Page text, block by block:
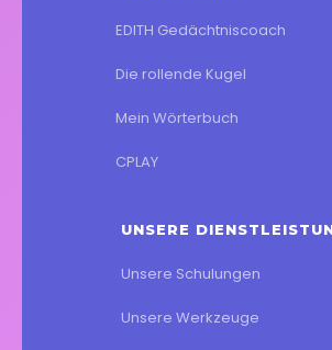
EDITH Gedächtniscoach
Die rollende Kugel
Mein Wörterbuch
CPLAY
UNSERE
Unsere Schulungen
Unsere Werkzeuge